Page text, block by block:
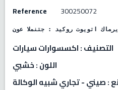
Reference 300250072
نوع المنتج : ديكور تويوتا كامري
التصنيف : اكسسوارات سيارات
اللون : خشبي
: صيني - تجاري شبيه الوكالة